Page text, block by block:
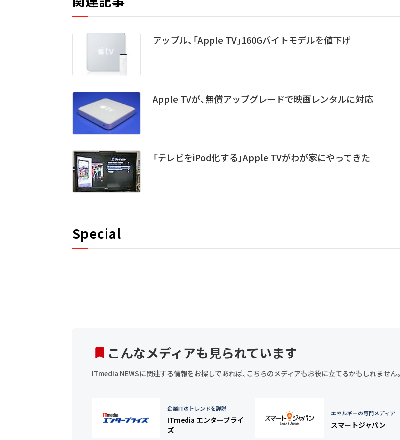
アップル、「Apple TV」160Gバイトモデルを値下げ
Apple TVが、無償アップグレードで映画レンタルに対応
「テレビをiPod化する」Apple TVがわが家にやってきた
Special
こんなメディアも見られています
ITmedia NEWSに関連する情報をお探しであれば、こちらのメディアもお役に立てるかもしれません。
企業ITのトレンドを詳説
ITmedia エンタープライ
ズ
エネルギーの専門メディア
スマートジャパン